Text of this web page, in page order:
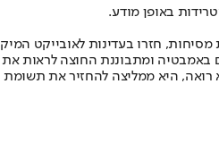
באופן מודע.
חזרו בעדינות לאובייקט
באמבטיה ומתבוננת החוצה לראות
היא ממליצה להחזיר את תשומת